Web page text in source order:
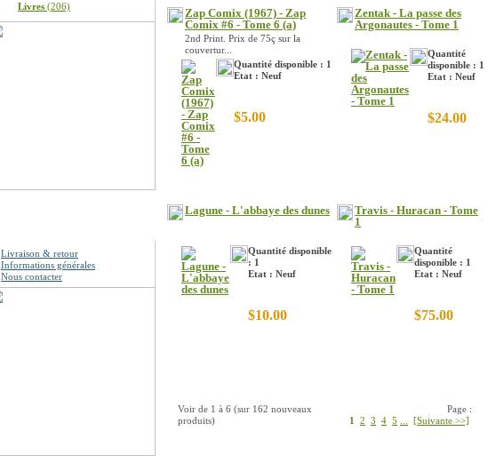
Livres (206)
Livraison & retour
Informations générales
Nous contacter
Zap Comix (1967) - Zap
Comix #6 - Tome 6 (a)
2nd Print. Prix de 75ç sur la
couvertur...
Quantité disponible : 1
Etat : Neuf
$5.00
Zentak - La passe des
Argonautes - Tome 1
Quantité
disponible : 1
Etat : Neuf
$24.00
Lagune - L'abbaye des dunes
Quantité disponible
: 1
Etat : Neuf
$10.00
Travis - Huracan - Tome
1
Quantité
disponible : 1
Etat : Neuf
$75.00
Voir de 1 à 6 (sur 162 nouveaux
produits)
Page :
1
2 3 4 5 [Suivante >>]